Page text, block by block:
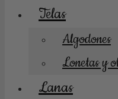
Telas
Algodones
Lonetas y
Lanas